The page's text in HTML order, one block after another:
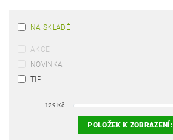
NA SKLADĚ
AKCE
NOVINKA
TIP
129 Kč
POLOŽEK K ZOBRAZENÍ: